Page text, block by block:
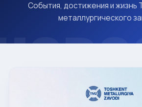
События, достижения и жизнь
металлургического